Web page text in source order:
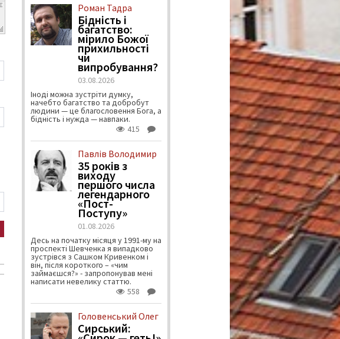
Роман Тадра
Бідність і
багатство:
мірило Божої
прихильності
чи
випробування?
03.08.2026
Іноді можна зустріти думку,
начебто багатство та добробут
людини — це благословення Бога, а
бідність і нужда — навпаки.
415
Павлів Володимир
35 років з
виходу
першого числа
легендарного
«Пост-
Поступу»
01.08.2026
Десь на початку місяця у 1991-му на
проспекті Шевченка я випадково
зустрівся з Сашком Кривенком і
він, після короткого – «чим
займаєшся?» - запропонував мені
написати невелику статтю.
558
Головенський Олег
Сирський: